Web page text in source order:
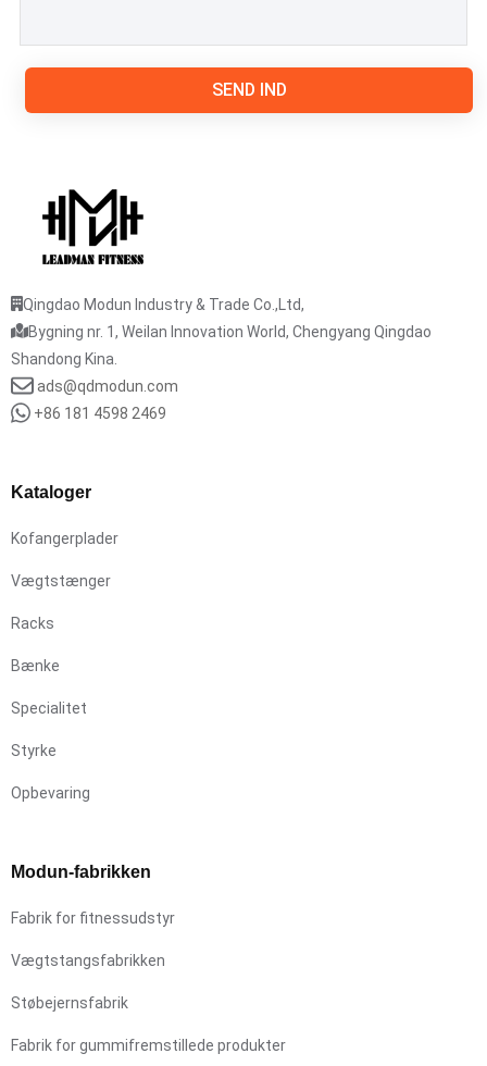
SEND IND
Qingdao Modun Industry & Trade Co.,Ltd,
Bygning nr. 1, Weilan Innovation World, Chengyang Qingdao
Shandong Kina.
ads@qdmodun.com
+86 181 4598 2469
Kataloger
Kofangerplader
Vægtstænger
Racks
Bænke
Specialitet
Styrke
Opbevaring
Modun-fabrikken
Fabrik for fitnessudstyr
Vægtstangsfabrikken
Støbejernsfabrik
Fabrik for gummifremstillede produkter